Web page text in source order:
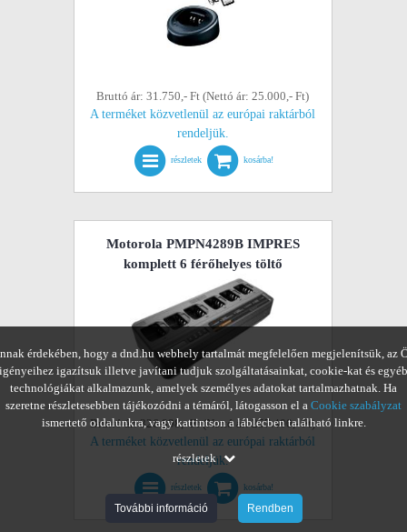
Bruttó ár: 31.750,- Ft (Nettó ár: 25.000,- Ft)
A terméket közvetlenül az európai raktárból
rendeljük.
részletek kosárba!
Motorola PMPN4289B IMPRES
komplett 6 férőhelyes töltő
Bruttó ár: 326.898,- Ft (Nettó ár: 257.400,- Ft)
A terméket közvetlenül az európai raktárból
rendeljük.
részletek kosárba!
érdekében, hogy a dnd.hu webhely tartalmát megfelelően megjelenítsük, az
igényeihez igazítsuk illetve javítani tudjuk szolgáltatásainkat, cookie-kat és egyéb
technológiákat alkalmazunk, amelyek személyes adatokat tartalmazhatnak. Ha
szeretne részletesebben tájékozódni a témáról, látogasson el a Cookie szabályzat
ismertető oldalunkra, vagy kattintson a láblécben található linkre.
részletek
További információ Rendben